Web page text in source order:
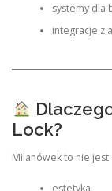
systemy dla
integracje z
Lock?
Milanówek to nie jest
estetyka